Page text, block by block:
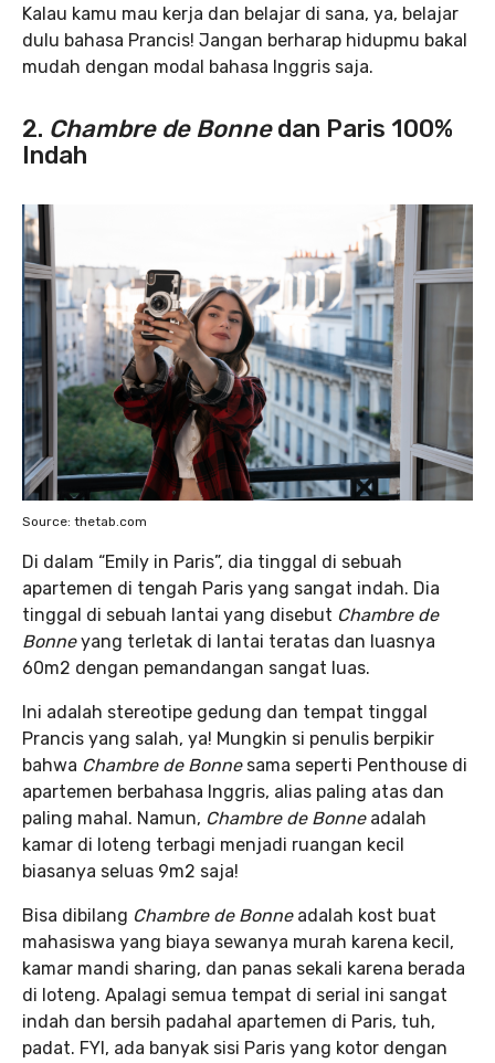
Kalau kamu mau kerja dan belajar di sana, ya, belajar
dulu bahasa Prancis! Jangan berharap hidupmu bakal
mudah dengan modal bahasa Inggris saja.
2. Chambre de Bonnedan Paris 100%
Indah
Source: thetab.com
Di dalam “Emily in Paris”, dia tinggal di sebuah
apartemen di tengah Paris yang sangat indah. Dia
tinggal di sebuah lantai yang disebut Chambre de
Bonneyang terletak di lantai teratas dan luasnya
60m2 dengan pemandangan sangat luas.
Ini adalah stereotipe gedung dan tempat tinggal
Prancis yang salah, ya! Mungkin si penulis berpikir
bahwa Chambre de Bonnesama seperti Penthouse di
apartemen berbahasa Inggris, alias paling atas dan
paling mahal. Namun, Chambre de Bonneadalah
kamar di loteng terbagi menjadi ruangan kecil
biasanya seluas 9m2 saja!
Bisa dibilang Chambre de Bonneadalah kost buat
mahasiswa yang biaya sewanya murah karena kecil,
kamar mandi sharing, dan panas sekali karena berada
di loteng. Apalagi semua tempat di serial ini sangat
indah dan bersih padahal apartemen di Paris, tuh,
padat. FYI, ada banyak sisi Paris yang kotor dengan